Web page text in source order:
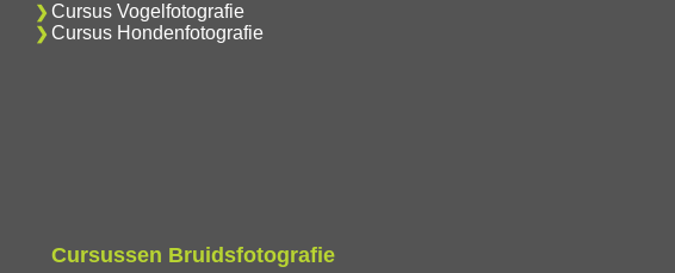
Cursus Vogelfotografie
Cursus Hondenfotografie
Cursussen Bruidsfotografie